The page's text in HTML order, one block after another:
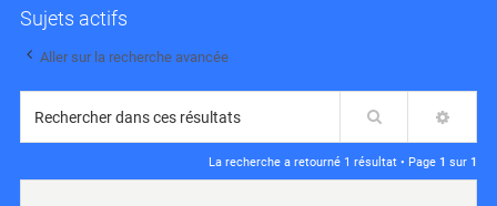
Sujets actifs
Aller sur la recherche avancée
Rechercher
La recherche a retourné 1 résultat • Page 1 sur 1